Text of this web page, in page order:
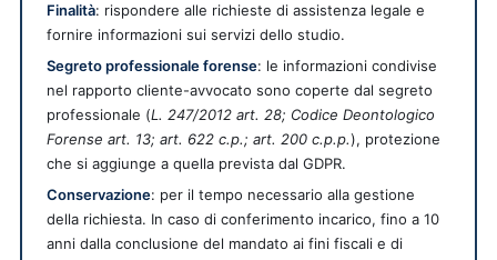
Finalità: rispondere alle richieste di assistenza legale e
fornire informazioni sui servizi dello studio.
Segreto professionale forense: le informazioni condivise
nel rapporto cliente-avvocato sono coperte dal segreto
professionale (L. 247/2012 art. 28; Codice Deontologico
Forense art. 13; art. 622 c.p.; art. 200 c.p.p.), protezione
che si aggiunge a quella prevista dal GDPR.
Conservazione: per il tempo necessario alla gestione
della richiesta. In caso di conferimento incarico, fino a 10
anni dalla conclusione del mandato ai fini fiscali e di